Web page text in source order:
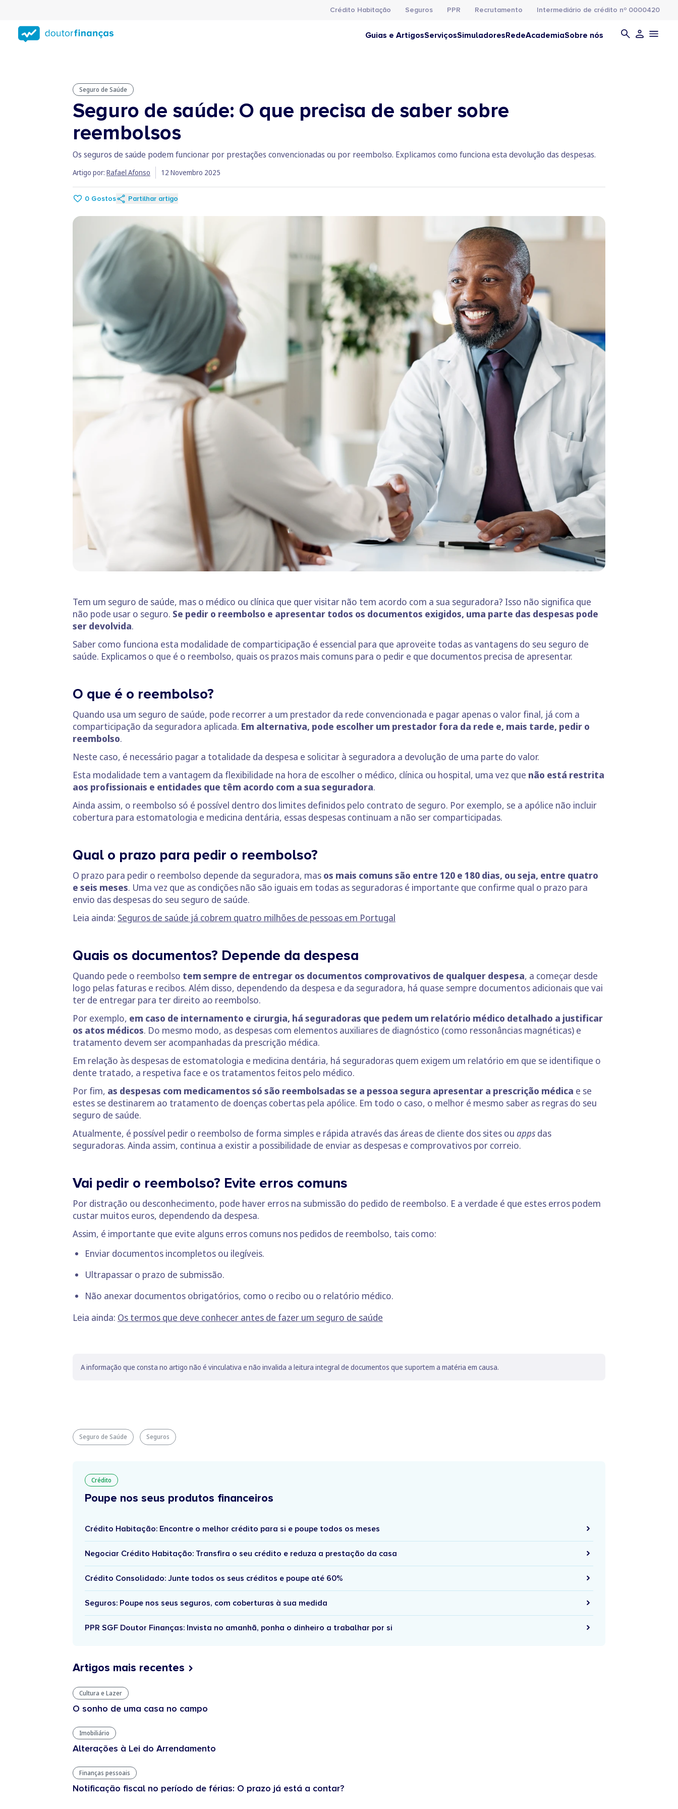
conteúdo
principal
Crédito Habitação Seguros PPR Recrutamento Intermediário de crédito nº 0000420
Guias e ArtigosServiçosSimuladoresRedeAcademiaSobre nós
Seguro de Saúde
Seguro de saúde: O que precisa de saber sobre
reembolsos
Os seguros de saúde podem funcionar por prestações convencionadas ou por reembolso. Explicamos como funciona esta devolução das despesas.
Artigo por: Rafael Afonso 12 Novembro 2025
0 Gostos Partilhar artigo
Tem um seguro de saúde, mas o médico ou clínica que quer visitar não tem acordo com a sua seguradora? Isso não significa que
não pode usar o seguro. Se pedir o reembolso e apresentar todos os documentos exigidos, uma parte das despesas pode
ser devolvida.
Saber como funciona esta modalidade de comparticipação é essencial para que aproveite todas as vantagens do seu seguro de
saúde. Explicamos o que é o reembolso, quais os prazos mais comuns para o pedir e que documentos precisa de apresentar.
O que é o reembolso?
Quando usa um seguro de saúde, pode recorrer a um prestador da rede convencionada e pagar apenas o valor final, já com a
comparticipação da seguradora aplicada. Em alternativa, pode escolher um prestador fora da rede e, mais tarde, pedir o
reembolso.
Neste caso, é necessário pagar a totalidade da despesa e solicitar à seguradora a devolução de uma parte do valor.
Esta modalidade tem a vantagem da flexibilidade na hora de escolher o médico, clínica ou hospital, uma vez que não está restrita
aos profissionais e entidades que têm acordo com a sua seguradora.
Ainda assim, o reembolso só é possível dentro dos limites definidos pelo contrato de seguro. Por exemplo, se a apólice não incluir
cobertura para estomatologia e medicina dentária, essas despesas continuam a não ser comparticipadas.
Qual o prazo para pedir o reembolso?
O prazo para pedir o reembolso depende da seguradora, mas os mais comuns são entre 120 e 180 dias, ou seja, entre quatro
e seis meses. Uma vez que as condições não são iguais em todas as seguradoras é importante que confirme qual o prazo para
envio das despesas do seu seguro de saúde.
Leia ainda: Seguros de saúde já cobrem quatro milhões de pessoas em Portugal
Quais os documentos? Depende da despesa
Quando pede o reembolso tem sempre de entregar os documentos comprovativos de qualquer despesa, a começar desde
logo pelas faturas e recibos. Além disso, dependendo da despesa e da seguradora, há quase sempre documentos adicionais que vai
ter de entregar para ter direito ao reembolso.
Por exemplo, em caso de internamento e cirurgia, há seguradoras que pedem um relatório médico detalhado a justificar
os atos médicos. Do mesmo modo, as despesas com elementos auxiliares de diagnóstico (como ressonâncias magnéticas) e
tratamento devem ser acompanhadas da prescrição médica.
Em relação às despesas de estomatologia e medicina dentária, há seguradoras quem exigem um relatório em que se identifique o
dente tratado, a respetiva face e os tratamentos feitos pelo médico.
Por fim, as despesas com medicamentos só são reembolsadas se a pessoa segura apresentar a prescrição médica e se
estes se destinarem ao tratamento de doenças cobertas pela apólice. Em todo o caso, o melhor é mesmo saber as regras do seu
seguro de saúde.
Atualmente, é possível pedir o reembolso de forma simples e rápida através das áreas de cliente dos sites ou apps das
seguradoras. Ainda assim, continua a existir a possibilidade de enviar as despesas e comprovativos por correio.
Vai pedir o reembolso? Evite erros comuns
Por distração ou desconhecimento, pode haver erros na submissão do pedido de reembolso. E a verdade é que estes erros podem
custar muitos euros, dependendo da despesa.
Assim, é importante que evite alguns erros comuns nos pedidos de reembolso, tais como:
Enviar documentos incompletos ou ilegíveis.
Ultrapassar o prazo de submissão.
Não anexar documentos obrigatórios, como o recibo ou o relatório médico.
Leia ainda: Os termos que deve conhecer antes de fazer um seguro de saúde
A informação que consta no artigo não é vinculativa e não invalida a leitura integral de documentos que suportem a matéria em causa.
Seguro de Saúde Seguros
Crédito
Poupe nos seus produtos financeiros
Crédito Habitação: Encontre o melhor crédito para si e poupe todos os meses
Negociar Crédito Habitação: Transfira o seu crédito e reduza a prestação da casa
Crédito Consolidado: Junte todos os seus créditos e poupe até 60%
Seguros: Poupe nos seus seguros, com coberturas à sua medida
PPR SGF Doutor Finanças: Invista no amanhã, ponha o dinheiro a trabalhar por si
Artigos mais recentes
Cultura e Lazer
O sonho de uma casa no campo
Imobiliário
Alterações à Lei do Arrendamento
Finanças pessoais
Notificação fiscal no período de férias: O prazo já está a contar?